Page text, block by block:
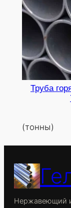
Труба
(тонны)
Нержавеющий